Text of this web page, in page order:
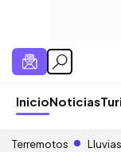
InicioNoticias
Terremotos Lluvias